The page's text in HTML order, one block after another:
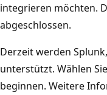
integrieren möchten.
abgeschlossen.
Derzeit werden
unterstützt. Wählen
beginnen. Weitere